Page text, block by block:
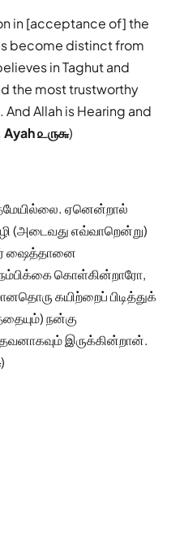
in [acceptance of] the
become distinct from
in Taghut and
the most trustworthy
Allah is Hearing and
Ayah ௨௫௬)
ஏனென்றால்
(அடைவது எவ்வாறென்று)
ஷைத்தானை
நம்பிக்கை கொள்கின்றாரோ,
கயிற்றைப் பிடித்துக்
நன்கு
இருக்கின்றான்.
)